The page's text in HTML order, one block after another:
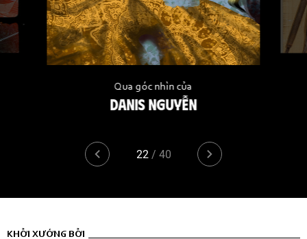
Qua góc nhìn của
DANIS NGUYỄN
22/ 40
KHỞI XƯỚNG BỞI